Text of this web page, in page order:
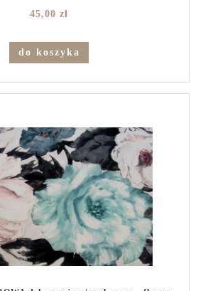
45,00 zł
do koszyka